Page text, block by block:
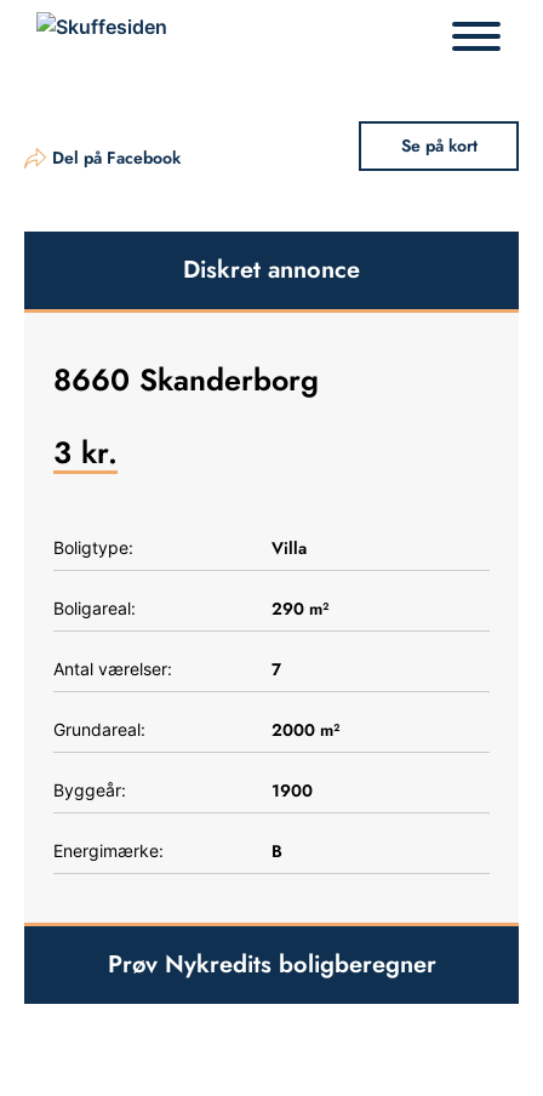
Del på Facebook Se på kort
Diskret annonce
8660 Skanderborg
3 kr.
Boligtype: Villa
Boligareal: 290 m²
Antal værelser: 7
Grundareal: 2000 m²
Byggeår: 1900
Energimærke: B
Prøv Nykredits boligberegner